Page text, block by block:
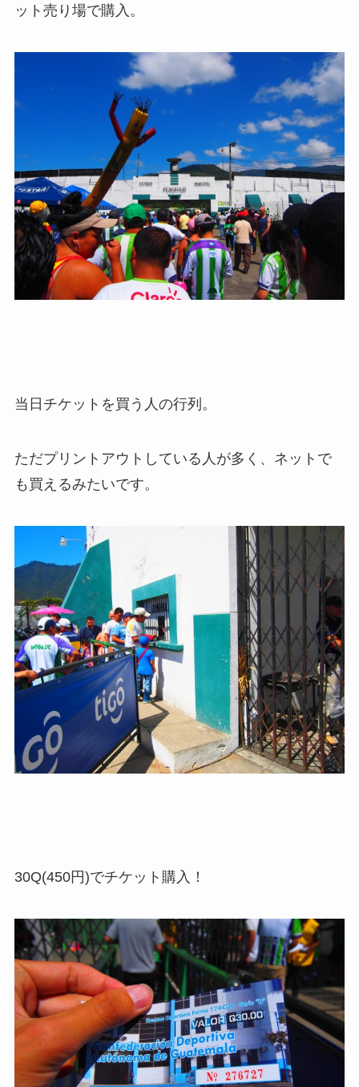
ット売り場で購入。
当日チケットを買う人の行列。
ただプリントアウトしている人が多く、ネットで
も買えるみたいです。
30Q(450円)でチケット購入！